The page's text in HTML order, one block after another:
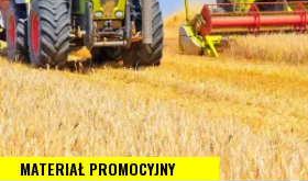
MATERIAŁ PROMOCYJNY